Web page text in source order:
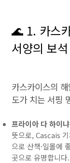
🌊 1. 카스
서양의 보석
카스카이스의
도가 치는 서핑
프라이아 다 하이
뜻으로, Cascais
으로 산책·일몰에
곳으로 유명합니다.